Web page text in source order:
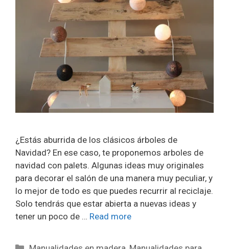
¿Estás aburrida de los clásicos árboles de
Navidad? En ese caso, te proponemos arboles de
navidad con palets. Algunas ideas muy originales
para decorar el salón de una manera muy peculiar, y
lo mejor de todo es que puedes recurrir al reciclaje.
Solo tendrás que estar abierta a nuevas ideas y
tener un poco de … Read more